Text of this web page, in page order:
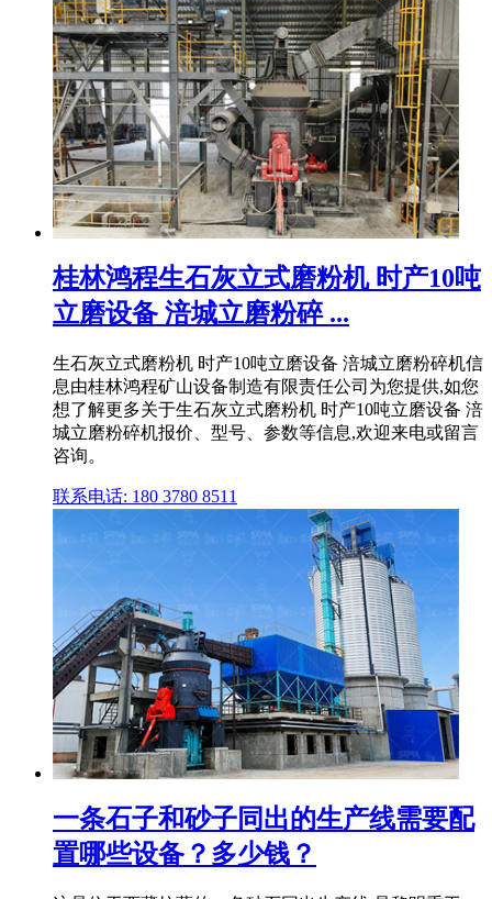
桂林鸿程生石灰立式磨粉机 时产10吨
立磨设备 涪城立磨粉碎 ...
生石灰立式磨粉机 时产10吨立磨设备 涪城立磨粉碎机信
息由桂林鸿程矿山设备制造有限责任公司为您提供,如您
想了解更多关于生石灰立式磨粉机 时产10吨立磨设备 涪
城立磨粉碎机报价、型号、参数等信息,欢迎来电或留言
咨询。
联系电话: 180 3780 8511
一条石子和砂子同出的生产线需要配
置哪些设备？多少钱？